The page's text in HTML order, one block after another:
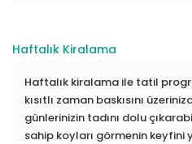
Haftalık Kiralama
Haftalık kiralama ile tatil
kısıtlı zaman baskısını
günlerinizin tadını dolu
sahip koyları görmenin keyfini